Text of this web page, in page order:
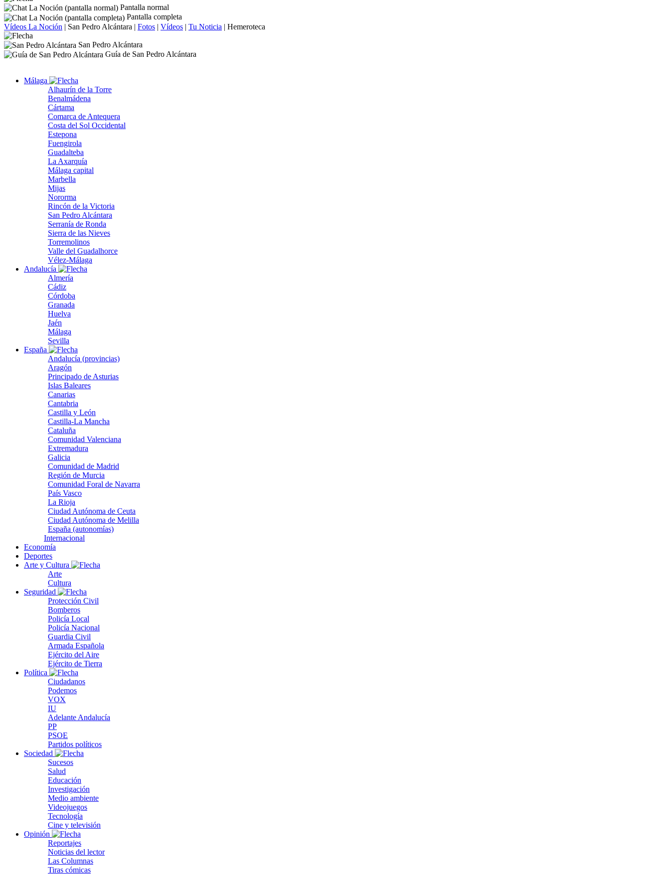
Pantalla normal
Pantalla completa
Vídeos La Noción | San Pedro Alcántara | Fotos | Vídeos | Tu Noticia | Hemeroteca
San Pedro Alcántara
Guía de San Pedro Alcántara
Málaga
Alhaurín de la Torre
Benalmádena
Cártama
Comarca de Antequera
Costa del Sol Occidental
Estepona
Fuengirola
Guadalteba
La Axarquía
Málaga capital
Marbella
Mijas
Nororma
Rincón de la Victoria
San Pedro Alcántara
Serranía de Ronda
Sierra de las Nieves
Torremolinos
Valle del Guadalhorce
Vélez-Málaga
Andalucía
Almería
Cádiz
Córdoba
Granada
Huelva
Jaén
Málaga
Sevilla
España
Andalucía (provincias)
Aragón
Principado de Asturias
Islas Baleares
Canarias
Cantabria
Castilla y León
Castilla-La Mancha
Cataluña
Comunidad Valenciana
Extremadura
Galicia
Comunidad de Madrid
Región de Murcia
Comunidad Foral de Navarra
País Vasco
La Rioja
Ciudad Autónoma de Ceuta
Ciudad Autónoma de Melilla
España (autonomías)
Internacional
Economía
Deportes
Arte y Cultura
Arte
Cultura
Seguridad
Protección Civil
Bomberos
Policía Local
Policía Nacional
Guardia Civil
Armada Española
Ejército del Aire
Ejército de Tierra
Política
Ciudadanos
Podemos
VOX
IU
Adelante Andalucía
PP
PSOE
Partidos políticos
Sociedad
Sucesos
Salud
Educación
Investigación
Medio ambiente
Videojuegos
Tecnología
Cine y televisión
Opinión
Reportajes
Noticias del lector
Las Columnas
Tiras cómicas